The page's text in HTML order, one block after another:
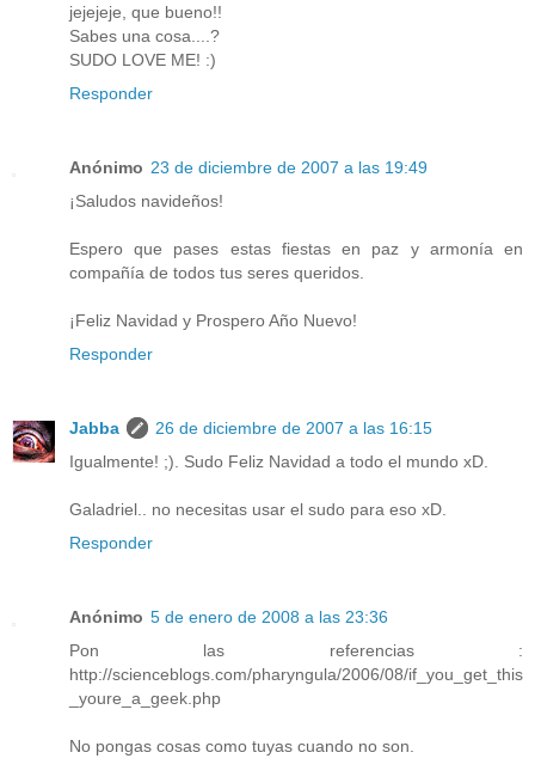
jejejeje, que bueno!!
Sabes una cosa....?
SUDO LOVE ME! :)
Responder
Anónimo 23 de diciembre de 2007 a las 19:49
¡Saludos navideños!
Espero que pases estas fiestas en paz y armonía en
compañía de todos tus seres queridos.
¡Feliz Navidad y Prospero Año Nuevo!
Responder
Jabba
26 de diciembre de 2007 a las 16:15
Igualmente! ;). Sudo Feliz Navidad a todo el mundo xD.
Galadriel.. no necesitas usar el sudo para eso xD.
Responder
Anónimo 5 de enero de 2008 a las 23:36
Pon las referencias :
http://scienceblogs.com/pharyngula/2006/08/if_you_get_this
_youre_a_geek.php
No pongas cosas como tuyas cuando no son.